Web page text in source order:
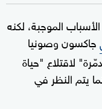
الموجبة، لكنه
جاكسون وصونيا
لاقتلاع "حياة
يتم النظر في